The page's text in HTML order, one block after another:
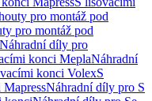
pro montáž pod
pro montáž pod
Náhradní díly pro
konci MeplaNáhradní
konci VolexS
Náhradní díly pro S